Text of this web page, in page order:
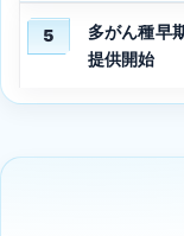
5
多がん種早
提供開始